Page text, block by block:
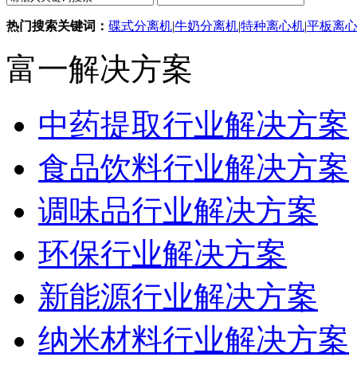
热门搜索关键词： 碟式分离机|牛奶分离机|特种离心机|平板离
富一解决方案
中药提取行业解决方案
食品饮料行业解决方案
调味品行业解决方案
环保行业解决方案
新能源行业解决方案
纳米材料行业解决方案